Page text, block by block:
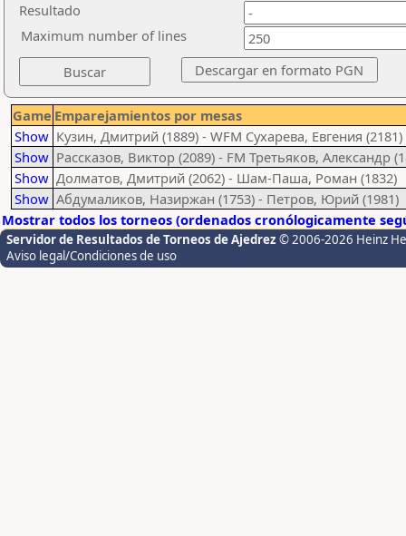
Resultado
Maximum number of lines
Game Emparejamientos por mesas
Show Кузин, Дмитрий (1889) - WFM Сухарева, Евгения (2181)
Show Рассказов, Виктор (2089) - FM Третьяков, Александр
Show Долматов, Дмитрий (2062) - Шам-Паша, Роман (1832)
Show Абдумаликов, Назиржан (1753) - Петров, Юрий (1981)
Mostrar todos los torneos (ordenados cronólogicamente
Servidor de Resultados de Torneos de Ajedrez © 2006-2026 Heinz
Aviso legal/Condiciones de uso